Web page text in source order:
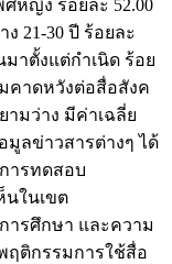
หญิง ร้อยละ 52.00
21-30 ปี ร้อยละ
าตั้งแต่กำเนิด ร้อย
คาดหวังต่อสื่อสังค
มว่าง มีค่าเฉลี่ย
มูลข่าวสารต่างๆ ได้
ารทดสอบ
นในเขต
ารศึกษา และความ
ฤติกรรมการใช้สื่อ